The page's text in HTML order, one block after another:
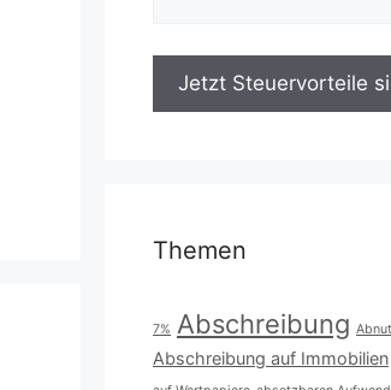
Themen
7% Abschreibung
Abschreibung auf Immobilien